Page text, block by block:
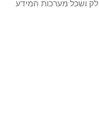
ושכל מערכות המידע